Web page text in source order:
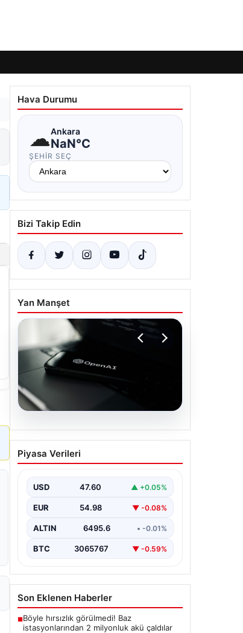
Hava Durumu
☁Ankara
NaN°C
ŞEHIR SEÇ
Bizi Takip Edin
Yan Manşet
05.08.2026
OpenAI, yapay zeka
modellerinin sınırların
Piyasa Verileri
USD 47.60 ▲ +0.05%
EUR 54.98 ▼ -0.08%
ALTIN 6495.6 • -0.01%
BTC 3065767 ▼ -0.59%
Son Eklenen Haberler
■Böyle hırsızlık görülmedi! Baz
istasyonlarından 2 milyonluk akü çaldılar